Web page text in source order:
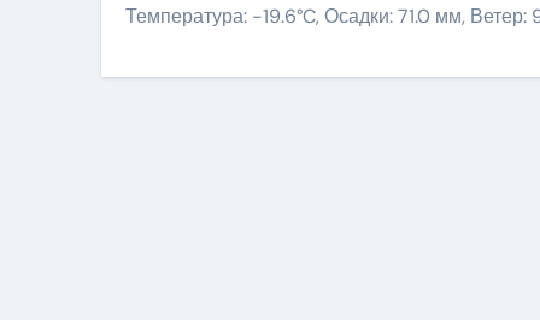
Температура: -19.6°C, Осадки: 71.0 мм, Ветер: